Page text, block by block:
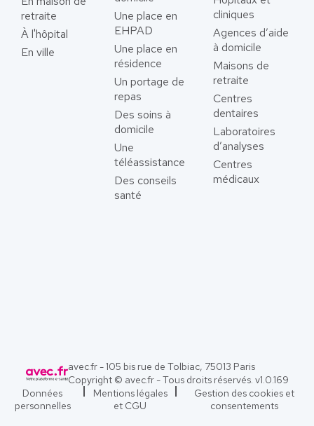
retraite
À l'hôpital
En ville
Une place en
EHPAD
Une place en
résidence
Un portage de
repas
Des soins à
domicile
Une
téléassistance
Des conseils
santé
cliniques
Agences d’aide
à domicile
Maisons de
retraite
Centres
dentaires
Laboratoires
d’analyses
Centres
médicaux
avec.fr - 105 bis rue de Tolbiac, 75013 Paris
Copyright © avec.fr - Tous droits réservés. v1.0.169
Données
personnelles
Mentions légales
et CGU
Gestion des cookies et
consentements